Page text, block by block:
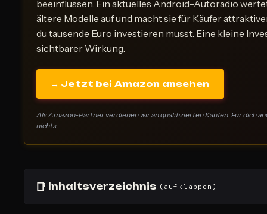
beeinflussen. Ein aktuelles Android-Autoradio
ältere Modelle auf und macht sie für Käufer
du tausende Euro investieren musst. Eine kleine
sichtbarer Wirkung.
→ Jetzt bei Amazon ansehen
Als Amazon-Partner verdienen wir an qualifizierten Käufen. Für dich
nichts.
📑 Inhaltsverzeichnis (aufklappen)